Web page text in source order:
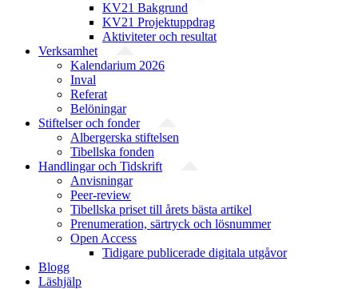
KV21 Bakgrund
KV21 Projektuppdrag
Aktiviteter och resultat
Verksamhet
Kalendarium 2026
Inval
Referat
Belöningar
Stiftelser och fonder
Albergerska stiftelsen
Tibellska fonden
Handlingar och Tidskrift
Anvisningar
Peer-review
Tibellska priset till årets bästa artikel
Prenumeration, särtryck och lösnummer
Open Access
Tidigare publicerade digitala utgåvor
Blogg
Läshjälp